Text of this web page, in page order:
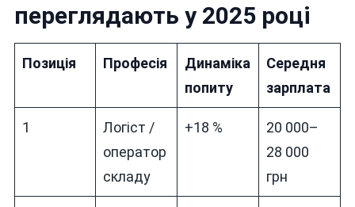
переглядають у 2025 році
Позиція Професія
Динаміка
попиту
Середня
зарплата
1
Логіст /
оператор
складу
+18 %
20 000–
28 000
грн